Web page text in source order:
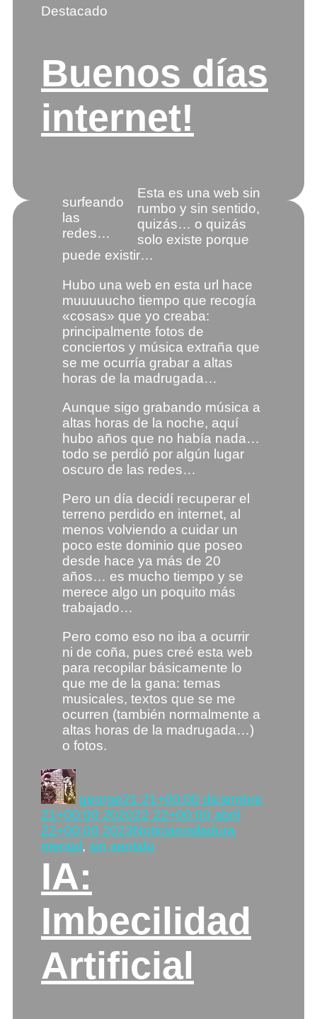
Destacado
Buenos días
internet!
surfeando
las
redes…
Esta es una web sin
rumbo y sin sentido,
quizás… o quizás
solo existe porque
puede existir…
Hubo una web en esta url hace
muuuuucho tiempo que recogía
«cosas» que yo creaba:
principalmente fotos de
conciertos y música extraña que
se me ocurría grabar a altas
horas de la madrugada…
Aunque sigo grabando música a
altas horas de la noche, aquí
hubo años que no había nada…
todo se perdió por algún lugar
oscuro de las redes…
Pero un día decidí recuperar el
terreno perdido en internet, al
menos volviendo a cuidar un
poco este dominio que poseo
desde hace ya más de 20
años… es mucho tiempo y se
merece algo un poquito más
trabajado…
Pero como eso no iba a ocurrir
ni de coña, pues creé esta web
para recopilar básicamente lo
que me de la gana: temas
musicales, textos que se me
ocurren (también normalmente a
altas horas de la madrugada…)
o fotos.
Autor
george
el
21 21+00:00 diciembre
21+00:00 202022 22+00:00 abril
22+00:00 2023Categorías
NoticiasEtiquetas
ralladura
mental , sin sentido
IA:
Imbecilidad
Artificial